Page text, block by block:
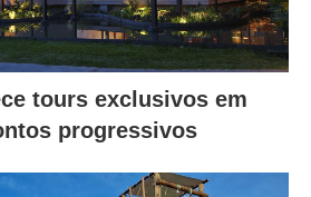
tours exclusivos em
progressivos